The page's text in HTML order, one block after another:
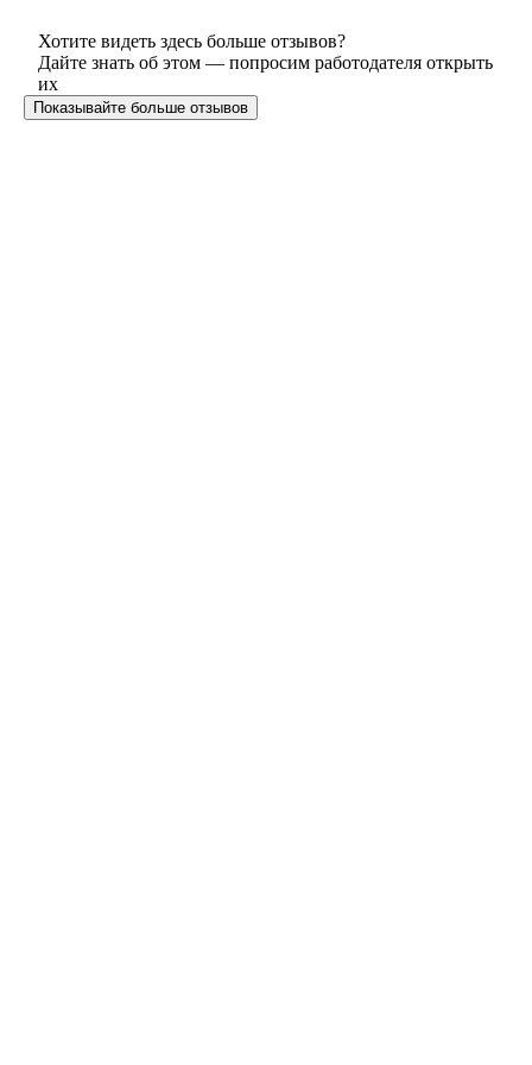
Хотите видеть здесь больше отзывов?
Дайте знать об этом — попросим работодателя открыть
их
Показывайте больше отзывов